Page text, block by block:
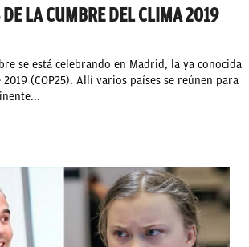
LA CUMBRE DEL CLIMA 2019
se está celebrando en Madrid, la ya conocida
(COP25). Allí varios países se reúnen para